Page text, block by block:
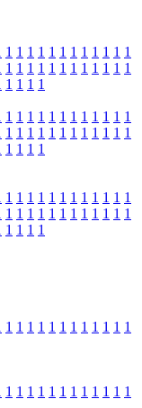
1 1 1 1 1 1 1 1 1 1 1 1
1 1 1 1 1 1 1 1 1 1 1 1
1 1 1 1
1 1 1 1 1 1 1 1 1 1 1 1
1 1 1 1 1 1 1 1 1 1 1 1
1 1 1 1
1 1 1 1 1 1 1 1 1 1 1 1
1 1 1 1 1 1 1 1 1 1 1 1
1 1 1 1
1 1 1 1 1 1 1 1 1 1 1 1
1 1 1 1 1 1 1 1 1 1 1 1